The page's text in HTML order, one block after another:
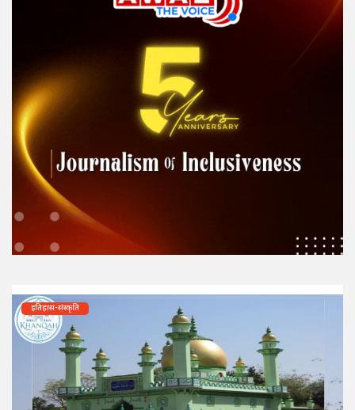
इतिहास-संस्कृति